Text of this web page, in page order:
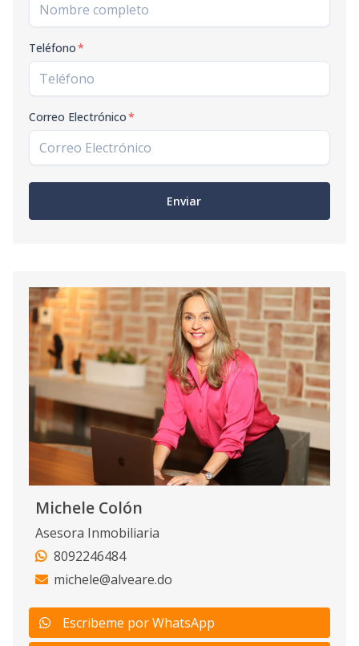
Teléfono*
Correo Electrónico*
Enviar
Michele Colón
Asesora Inmobiliaria
8092246484
michele@alveare.do
Escribeme por WhatsApp